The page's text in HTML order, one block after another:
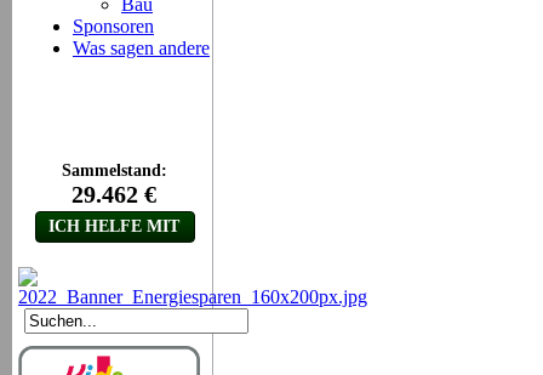
Bau
Sponsoren
Was sagen andere